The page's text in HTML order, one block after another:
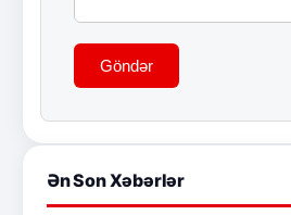
Göndər
Ən Son Xəbərlər